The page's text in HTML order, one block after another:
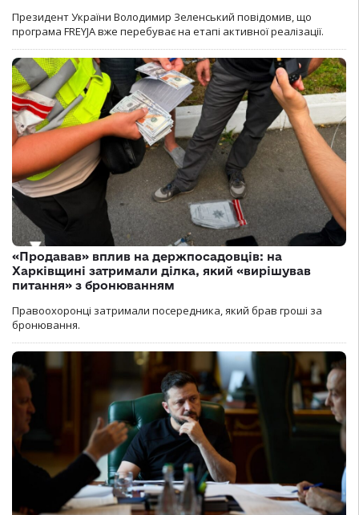
Президент України Володимир Зеленський повідомив, що
програма FREYJA вже перебуває на етапі активної реалізації.
«Продавав» вплив на держпосадовців: на
Харківщині затримали ділка, який «вирішував
питання» з бронюванням
Правоохоронці затримали посередника, який брав гроші за
бронювання.